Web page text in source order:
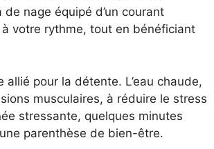
nage équipé d’un courant
votre rythme, tout en bénéficiant
pour la détente. L’eau chaude,
musculaires, à réduire le stress
stressante, quelques minutes
parenthèse de bien-être.